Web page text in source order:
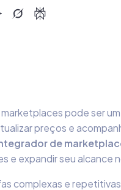
pode ser
preços e
de
e expandir seu alcance
complexas e